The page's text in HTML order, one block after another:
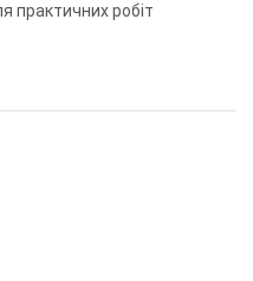
практичних робіт